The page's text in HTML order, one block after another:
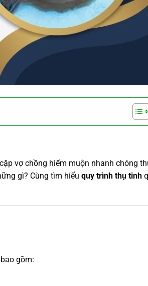
vợ chồng hiếm muộn nhanh chóng
gì? Cùng tìm hiểu quy trình thụ tinh
gồm: